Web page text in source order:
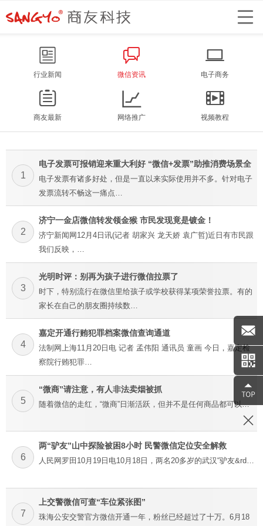
行业新闻 微信资讯 电子商务
商友最新 网络推广 视频教程
1
电子发票可报销迎来重大利好 “微信+发票”助推消费场景全
覆盖
电子发票有诸多好处，但是一直以来实际使用并不多。针对电子
发票流转不畅这一痛点…
2
济宁一金店微信转发领金猴 市民发现竟是镀金！
济宁新闻网12月4日讯(记者 胡家兴 龙天娇 袁广哲)近日有市民跟
我们反映，…
3
光明时评：别再为孩子进行微信拉票了
时下，特别流行在微信里给孩子或学校获得某项荣誉拉票。有的
家长在自己的朋友圈持续数…
4
嘉定开通行贿犯罪档案微信查询通道
法制网上海11月20日电 记者 孟伟阳 通讯员 童画 今日，嘉定检
察院行贿犯罪…
5
“微商”请注意，有人非法卖烟被抓
随着微信的走红，“微商”日渐活跃，但并不是任何商品都可以…
6
两“驴友”山中探险被困8小时 民警微信定位安全解救
人民网罗田10月19日电10月18日，两名20多岁的武汉“驴友&rd…
7
上交警微信可查“车位紧张图”
珠海公安交警官方微信开通一年，粉丝已经超过了十万。6月18